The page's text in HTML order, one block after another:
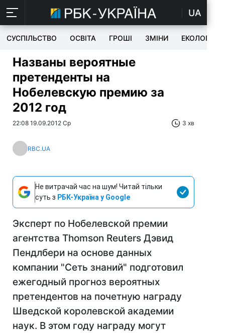
UA
СУСПІЛЬСТВО ОСВІТА ГРОШІ ЗМІНИ ЕКОЛОГІЯ
Названы вероятные
претенденты на
Нобелевскую премию за
2012 год
22:08 19.09.2012 Ср 3 хв
RBC.UA
Не витрачай час на шум! Читай тільки
суть з РБК-Україна у Google
Эксперт по Нобелевской премии
агентства Thomson Reuters Дэвид
Пендлбери на основе данных
компании "Сеть знаний" подготовил
ежегодный прогноз вероятных
претендентов на почетную награду
Шведской королевской академии
наук. В этом году награду могут